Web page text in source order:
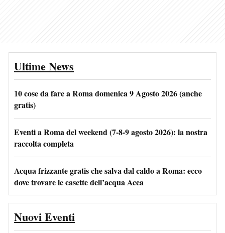
Ultime News
10 cose da fare a Roma domenica 9 Agosto 2026 (anche
gratis)
Eventi a Roma del weekend (7-8-9 agosto 2026): la nostra
raccolta completa
Acqua frizzante gratis che salva dal caldo a Roma: ecco
dove trovare le casette dell’acqua Acea
Nuovi Eventi